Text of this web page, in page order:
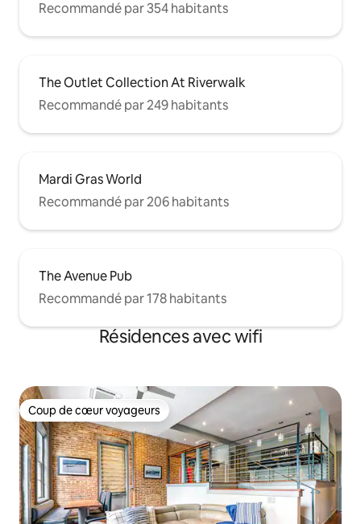
Recommandé par 354 habitants
The Outlet Collection At Riverwalk
Recommandé par 249 habitants
Mardi Gras World
Recommandé par 206 habitants
The Avenue Pub
Recommandé par 178 habitants
Résidences avec wifi
Coup de cœur voyageurs
Coup de cœur voyageurs